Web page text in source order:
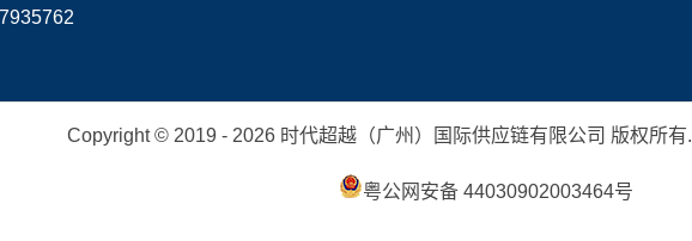
Copyright © 2019 - 2026 时代超越（广州）国际供应链有限公司 版权所有.
粤公网安备 44030902003464号